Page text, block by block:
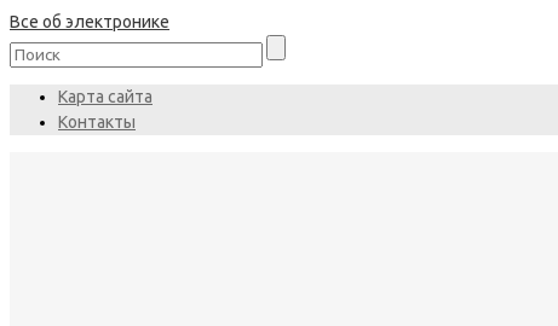
Все об электронике
Карта сайта
Контакты